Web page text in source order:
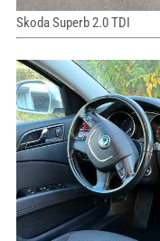
Skoda Superb 2.0 TDI